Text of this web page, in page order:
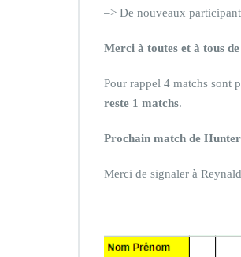
–> De nouveaux
Merci à toutes et à tous
Pour rappel 4 matchs sont
reste 1 matchs.
Prochain match de
Merci de signaler à